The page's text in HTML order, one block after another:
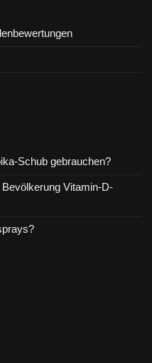
Schub gebrauchen?
Vitamin-D-